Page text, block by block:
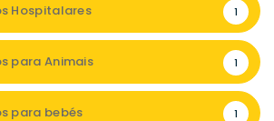
Hospitalares 1
para Animais 1
para bebés 1